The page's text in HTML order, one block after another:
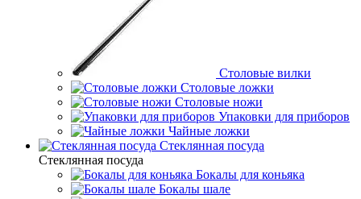
Столовые вилки
Столовые ложки
Столовые ножи
Упаковки для приборов
Чайные ложки
Стеклянная посуда
Стеклянная посуда
Бокалы для коньяка
Бокалы шале